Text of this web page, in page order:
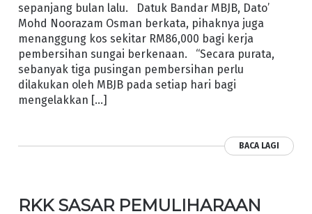
sepanjang bulan lalu. Datuk Bandar MBJB, Dato’
Mohd Noorazam Osman berkata, pihaknya juga
menanggung kos sekitar RM86,000 bagi kerja
pembersihan sungai berkenaan. “Secara purata,
sebanyak tiga pusingan pembersihan perlu
dilakukan oleh MBJB pada setiap hari bagi
mengelakkan […]
BACA LAGI
RKK SASAR PEMULIHARAAN